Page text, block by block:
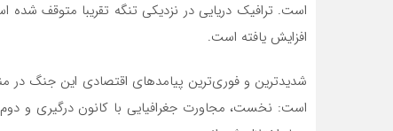
افزایش یافته است.
شدیدترین و فوری‌ترین پیامدهای اقتصادی این جنگ
است: نخست، مجاورت جغرافیایی با کانون درگیری و